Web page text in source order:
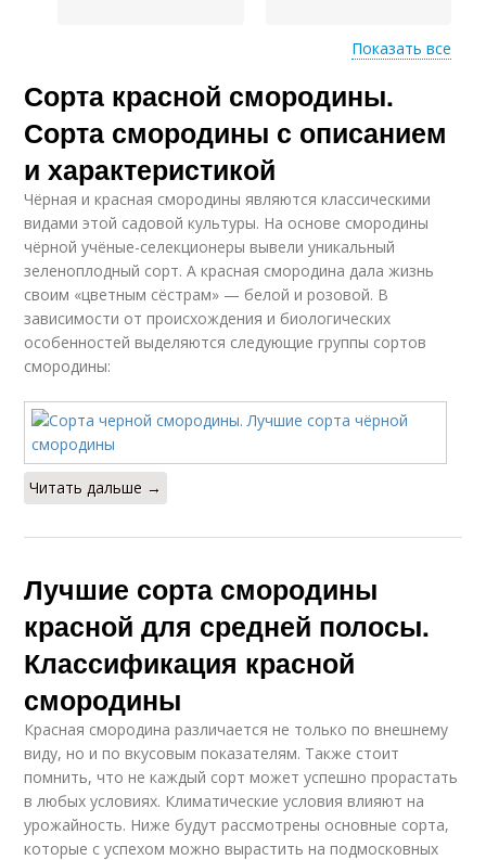
Уникальные сорта
Показать все
Сорта красной смородины.
Сорта смородины с описанием
и характеристикой
Чёрная и красная смородины являются классическими
видами этой садовой культуры. На основе смородины
чёрной учёные-селекционеры вывели уникальный
зеленоплодный сорт. А красная смородина дала жизнь
своим «цветным сёстрам» — белой и розовой. В
зависимости от происхождения и биологических
особенностей выделяются следующие группы сортов
смородины:
Читать дальше →
Лучшие сорта смородины
красной для средней полосы.
Классификация красной
смородины
Красная смородина различается не только по внешнему
виду, но и по вкусовым показателям. Также стоит
помнить, что не каждый сорт может успешно прорастать
в любых условиях. Климатические условия влияют на
урожайность. Ниже будут рассмотрены основные сорта,
которые с успехом можно вырастить на подмосковных